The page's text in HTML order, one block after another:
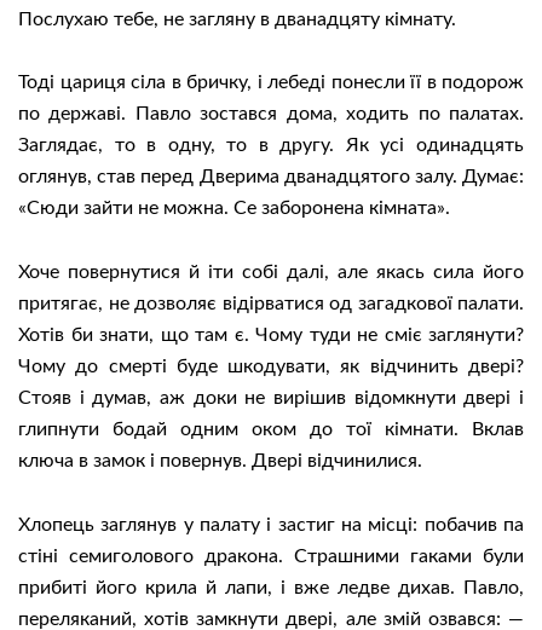
Послухаю тебе, не загляну в дванадцяту кімнату.
Тоді цариця сіла в бричку, і лебеді понесли її в подорож
по державі. Павло зостався дома, ходить по палатах.
Заглядає, то в одну, то в другу. Як усі одинадцять
оглянув, став перед Дверима дванадцятого залу. Думає:
«Сюди зайти не можна. Се заборонена кімната».
Хоче повернутися й іти собі далі, але якась сила його
притягає, не дозволяє відірватися од загадкової палати.
Хотів би знати, що там є. Чому туди не сміє заглянути?
Чому до смерті буде шкодувати, як відчинить двері?
Стояв і думав, аж доки не вирішив відомкнути двері і
глипнути бодай одним оком до тої кімнати. Вклав
ключа в замок і повернув. Двері відчинилися.
Хлопець заглянув у палату і застиг на місці: побачив па
стіні семиголового дракона. Страшними гаками були
прибиті його крила й лапи, і вже ледве дихав. Павло,
переляканий, хотів замкнути двері, але змій озвався: —